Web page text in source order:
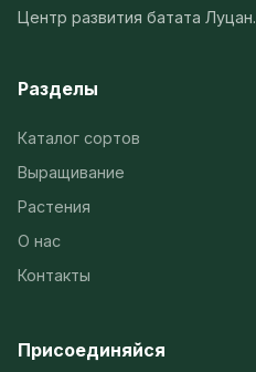
Центр развития батата Луцан.
Разделы
Каталог сортов
Выращивание
Растения
О нас
Контакты
Присоединяйся